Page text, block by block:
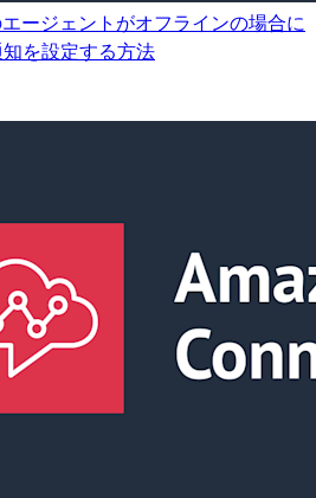
ージェントがオフラインの場合に
を設定する方法